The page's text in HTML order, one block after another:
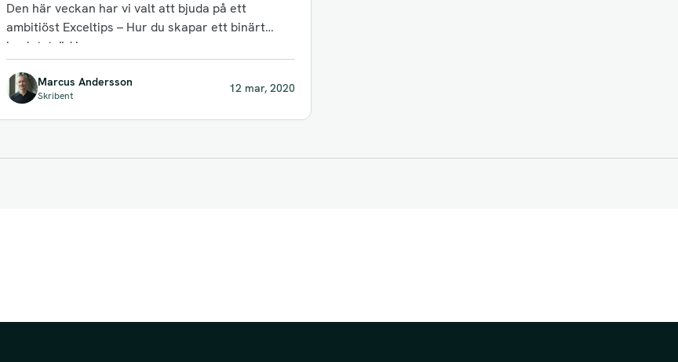
Den här veckan har vi valt att bjuda på ett
ambitiöst Exceltips – Hur du skapar ett binärt
beslutsträd i...
Marcus Andersson
Skribent
12 mar, 2020